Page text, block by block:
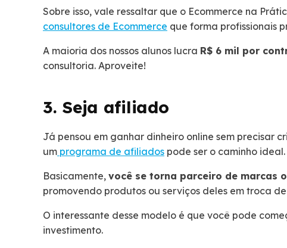
Sobre isso, vale ressaltar que o Ecommerce na
consultores de Ecommerce que forma profissionais
A maioria dos nossos alunos lucra R$ 6 mil por
consultoria. Aproveite!
3. Seja afiliado
Já pensou em ganhar dinheiro online sem precisar
um programa de afiliados pode ser o caminho ideal.
Basicamente, você se torna parceiro de marcas
promovendo produtos ou serviços deles em troca
O interessante desse modelo é que você pode
investimento.